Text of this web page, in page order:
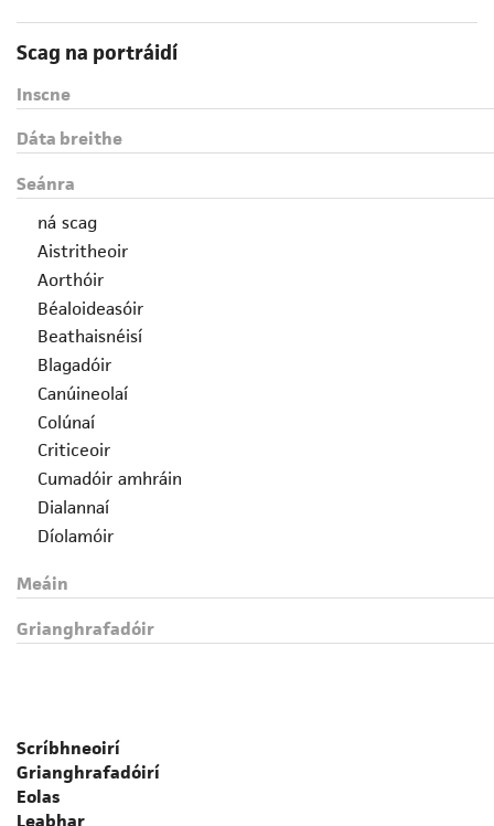
Scag na portráidí
Inscne
Dáta breithe
Seánra
ná scag
Aistritheoir
Aorthóir
Béaloideasóir
Beathaisnéisí
Blagadóir
Canúineolaí
Colúnaí
Criticeoir
Cumadóir amhráin
Dialannaí
Díolamóir
Eagarthóir
Fealsúnaí
File
Gramadóir
Iriseoir
Leabhrógaí
Léirmheastóir
Meáin
Grianghrafadóir
Scríbhneoirí
Grianghrafadóirí
Eolas
Leabhar